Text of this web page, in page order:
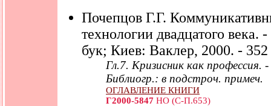
Почепцов Г.Г.
технологии двадцатого
бук; Киев: Ваклер, 2000. - 352
Гл.7. Кризисник как профессия.
Библиогр.: в подстроч. примеч.
ОГЛАВЛЕНИЕ КНИГИ
Г2000-5847 НО (С-П.653)